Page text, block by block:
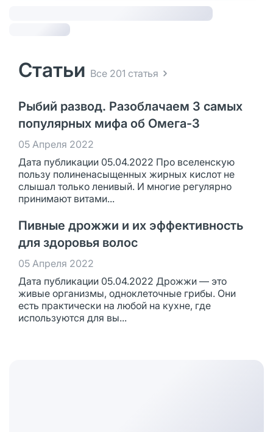
Статьи Все 201 статья
Рыбий развод. Разоблачаем 3 самых
популярных мифа об Омега-3
05 Апреля 2022
Дата публикации 05.04.2022 Про вселенскую
пользу полиненасыщенных жирных кислот не
слышал только ленивый. И многие регулярно
принимают витами...
Пивные дрожжи и их эффективность
для здоровья волос
05 Апреля 2022
Дата публикации 05.04.2022 Дрожжи — это
живые организмы, одноклеточные грибы. Они
есть практически на любой на кухне, где
используются для вы...